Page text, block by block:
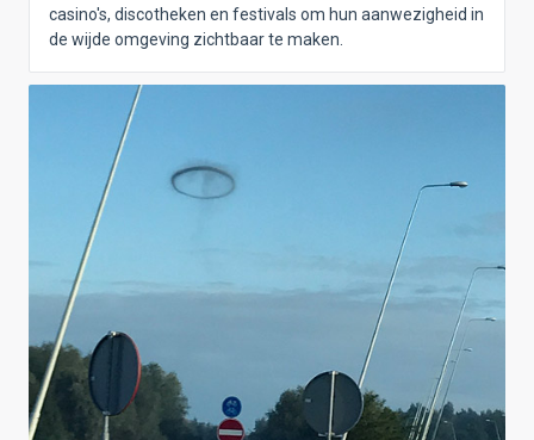
casino's, discotheken en festivals om hun aanwezigheid in
de wijde omgeving zichtbaar te maken.